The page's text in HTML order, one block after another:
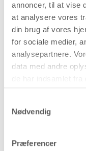
annoncer, til at vise
at analysere vores
din brug af vores
for sociale medier,
analysepartnere.
data med andre
Nødvendig
Præferencer
Handelsbetingelser